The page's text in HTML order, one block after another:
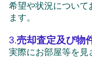
希望や状況について
ます。
3.売却査定及び物
実際にお部屋等を見